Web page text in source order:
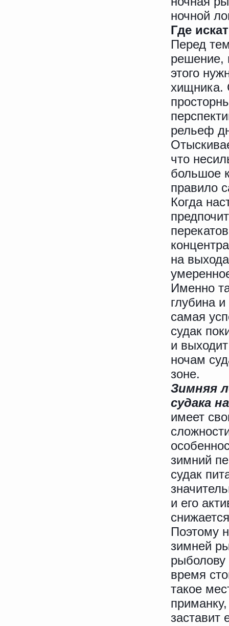
ночной
Где
Перед
решение,
этого
хищника.
рельеф
что
большое
правило
Когда
на
Именно
глубина
самая
судак
и
ночам
зоне.
Зимняя
судака
имеет
зимний
судак
и его
Поэтому
зимней
рыболову
время
такое
заставит